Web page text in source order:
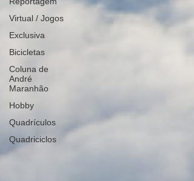
Virtual / Jogos
Exclusiva
Bicicletas
Coluna de
André
Maranhão
Hobby
Quadrículos
Quadriciclos